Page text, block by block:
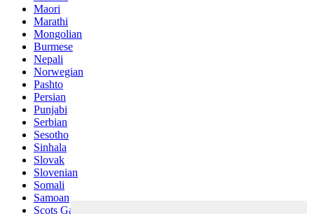
Maori
Marathi
Mongolian
Burmese
Nepali
Norwegian
Pashto
Persian
Punjabi
Serbian
Sesotho
Sinhala
Slovak
Slovenian
Somali
Samoan
Scots Gaelic